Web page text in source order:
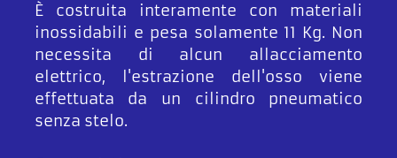
È costruita interamente con materiali
inossidabili e pesa solamente 11 Kg. Non
necessita di alcun allacciamento
elettrico, l'estrazione dell'osso viene
effettuata da un cilindro pneumatico
senza stelo.